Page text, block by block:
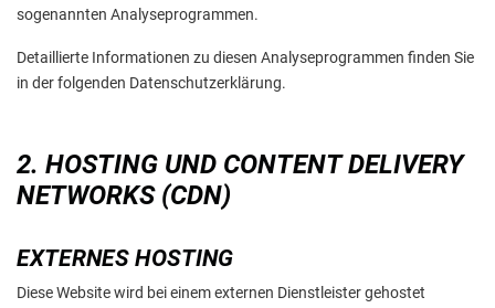
sogenannten Analyseprogrammen.
Detaillierte Informationen zu diesen Analyseprogrammen finden Sie
in der folgenden Datenschutzerklärung.
2. HOSTING UND CONTENT DELIVERY
NETWORKS (CDN)
EXTERNES HOSTING
Diese Website wird bei einem externen Dienstleister gehostet